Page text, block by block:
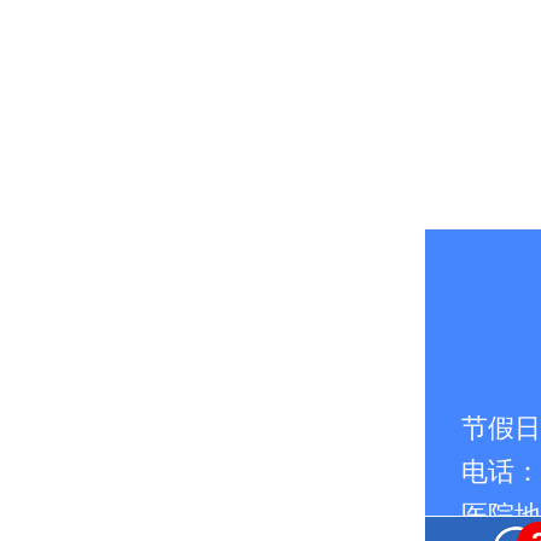
节假
电话：
医院